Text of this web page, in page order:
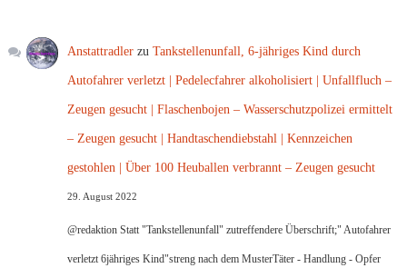
Anstattradler zuTankstellenunfall, 6-jähriges Kind durch
Autofahrer verletzt | Pedelecfahrer alkoholisiert | Unfallfluch –
Zeugen gesucht | Flaschenbojen – Wasserschutzpolizei ermittelt
– Zeugen gesucht | Handtaschendiebstahl | Kennzeichen
gestohlen | Über 100 Heuballen verbrannt – Zeugen gesucht
29. August 2022
@redaktion Statt "Tankstellenunfall" zutreffendere Überschrift;" Autofahrer
verletzt 6jähriges Kind"streng nach dem MusterTäter - Handlung - Opfer